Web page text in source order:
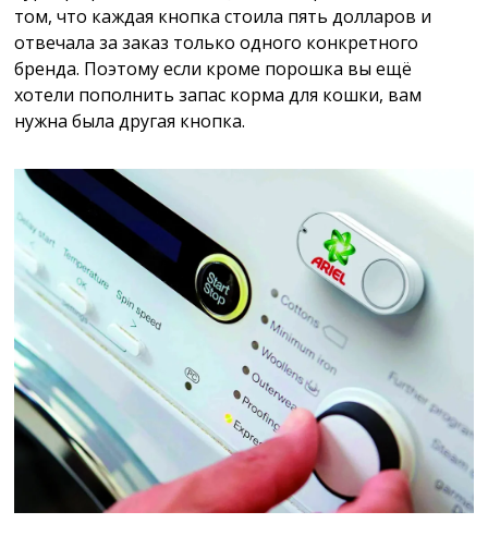
том, что каждая кнопка стоила пять долларов и
отвечала за заказ только одного конкретного
бренда. Поэтому если кроме порошка вы ещё
хотели пополнить запас корма для кошки, вам
нужна была другая кнопка.